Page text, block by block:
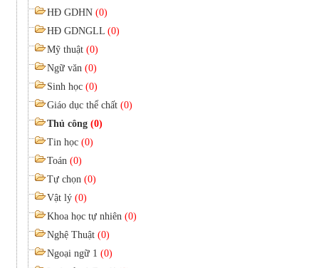
HĐ GDHN (0)
HĐ GDNGLL (0)
Mỹ thuật (0)
Ngữ văn (0)
Sinh học (0)
Giáo dục thể chất (0)
Thủ công (0)
Tin học (0)
Toán (0)
Tự chọn (0)
Vật lý (0)
Khoa học tự nhiên (0)
Nghệ Thuật (0)
Ngoại ngữ 1 (0)